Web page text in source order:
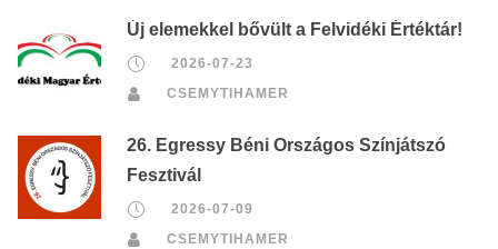
Új elemekkel bővült a Felvidéki Értéktár!
2026-07-23
CSEMYTIHAMER
26. Egressy Béni Országos Színjátszó
Fesztivál
2026-07-09
CSEMYTIHAMER